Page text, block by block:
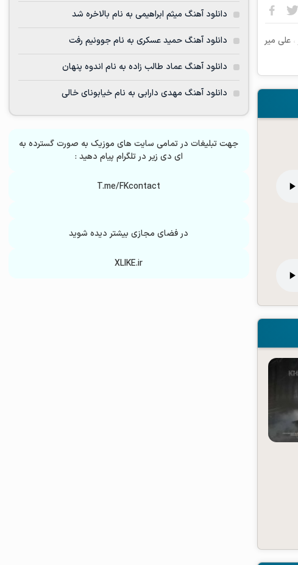
، علی میر
دانلود آهنگ میثم ابراهیمی به نام بالاخره شد
دانلود آهنگ حمید عسکری به نام جوونیم رفت
دانلود آهنگ عماد طالب زاده به نام اندوه پنهان
دانلود آهنگ مهدی دارابی به نام خیابونای خالی
جهت تبلیغات در تمامی سایت های موزیک به صورت گسترده به
ای دی زیر در تلگرام پیام دهید :
T.me/FKcontact
در فضای مجازی بیشتر دیده شوید
XLIKE.ir